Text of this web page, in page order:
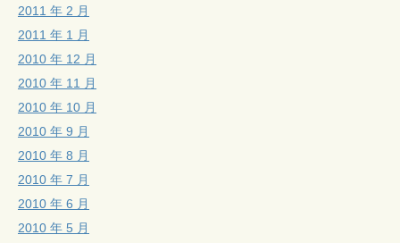
2011 年 2 月
2011 年 1 月
2010 年 12 月
2010 年 11 月
2010 年 10 月
2010 年 9 月
2010 年 8 月
2010 年 7 月
2010 年 6 月
2010 年 5 月